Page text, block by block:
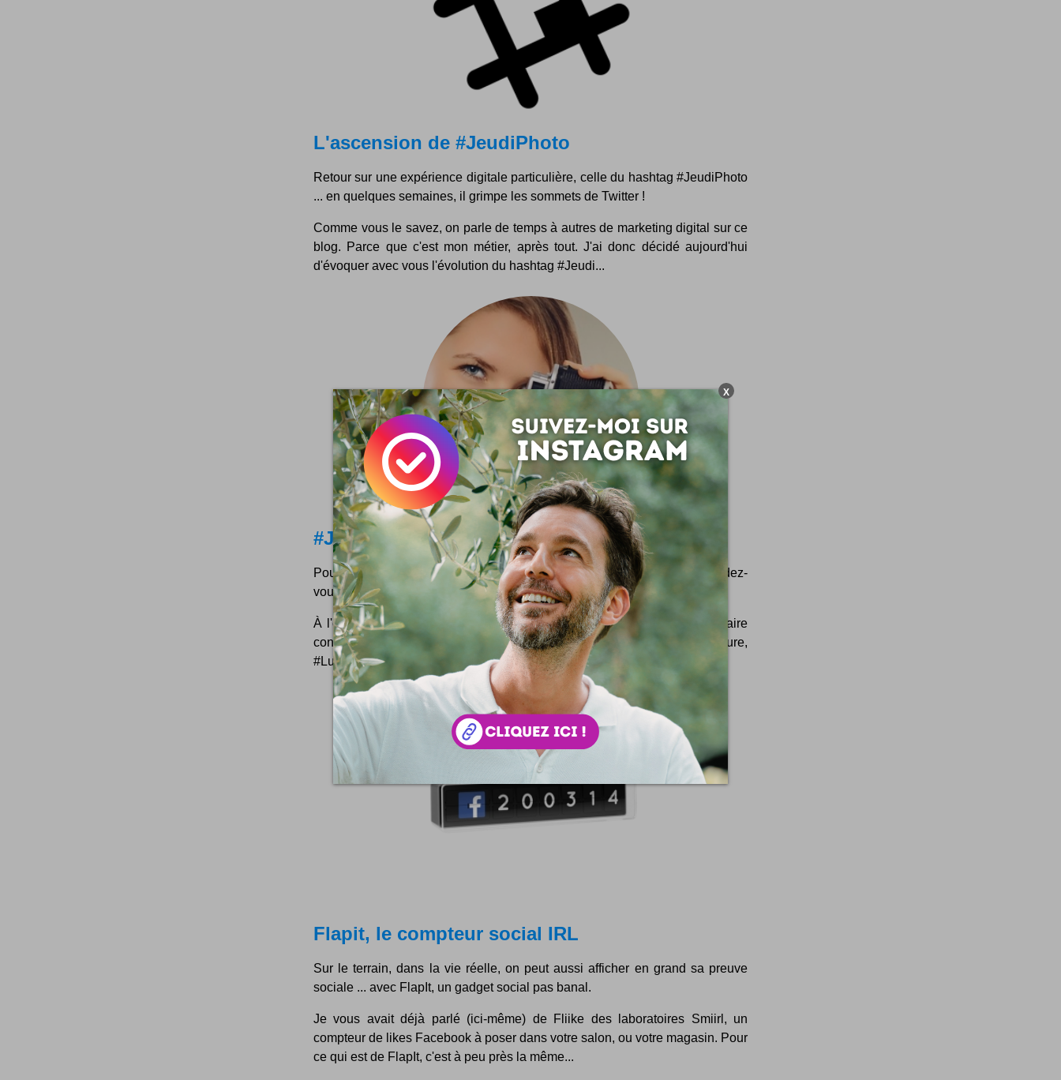
L'ascension de #JeudiPhoto
Retour sur une expérience digitale particulière, celle du hashtag #JeudiPhoto
... en quelques semaines, il grimpe les sommets de Twitter !
Comme vous le savez, on parle de temps à autres de marketing digital sur ce
blog. Parce que c'est mon métier, après tout. J'ai donc décidé aujourd'hui
d'évoquer avec vous l'évolution du hashtag #Jeudi...
#JeudiPhoto : l'instant photo sur Twitter
Pour les amoureux de belles images pas toujours sages, voici un rendez-
vous digital à ne pas manquer !
À l'origine, #JeudiPhoto était un petit pari lancé à moi-même. Celui de faire
connaître et relayer un hashtag sur Twitter, à l'instar de VendrediLecture,
#LundiBlogs ou MardiConseil, par exemple. Ils...
Flapit, le compteur social IRL
Sur le terrain, dans la vie réelle, on peut aussi afficher en grand sa preuve
sociale ... avec FlapIt, un gadget social pas banal.
Je vous avait déjà parlé (ici-même) de Fliike des laboratoires Smiirl, un
compteur de likes Facebook à poser dans votre salon, ou votre magasin. Pour
ce qui est de FlapIt, c'est à peu près la même...
X